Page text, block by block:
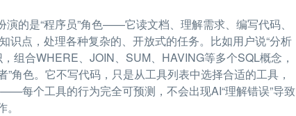
的是“程序员”角色——它读文档、理解需求、编写代码、
点，处理各种复杂的、开放式的任务。比如用户说“分析
组合WHERE、JOIN、SUM、HAVING等多个SQL概念，
角色。它不写代码，只是从工具列表中选择合适的工具，
每个工具的行为完全可预测，不会出现AI“理解错误”导致